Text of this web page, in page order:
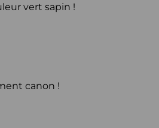
vert sapin !
canon !